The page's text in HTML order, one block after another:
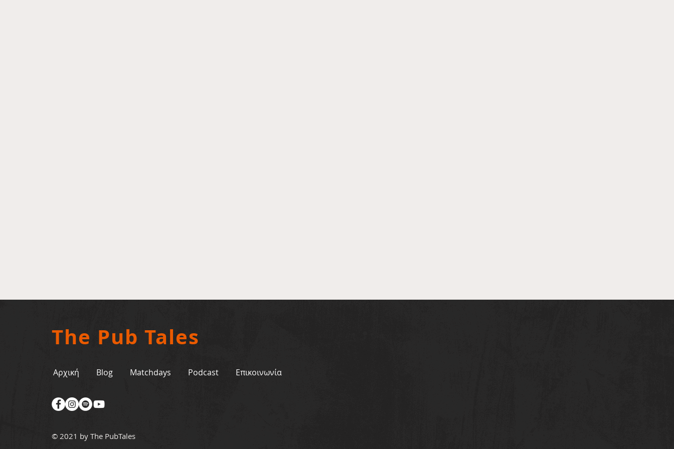
The Pub Tales
Αρχική Blog Matchdays Podcast Επικοινωνία
© 2021 by The PubTales